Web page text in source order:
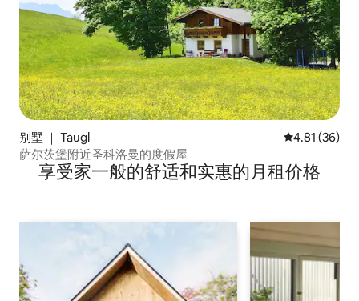
别墅 ｜ Taugl 平均评分
4.81 (36)
萨尔茨堡附近圣科洛曼的度假屋
享受家一般的舒适和实惠的月租价格